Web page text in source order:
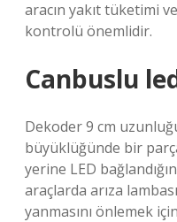
aracın yakıt tüketimi
kontrolü önemlidir.
Canbuslu
Dekoder 9 cm
büyüklüğünde bir
yerine LED
araçlarda arıza
yanmasını önlemek